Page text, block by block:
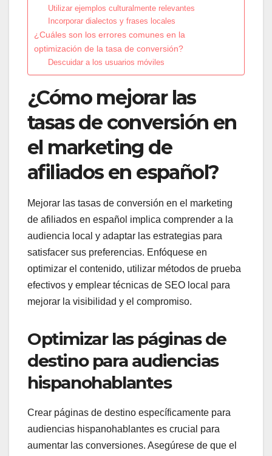
Utilizar ejemplos culturalmente relevantes
Incorporar dialectos y frases locales
¿Cuáles son los errores comunes en la
optimización de la tasa de conversión?
Descuidar a los usuarios móviles
¿Cómo mejorar las
tasas de conversión en
el marketing de
afiliados en español?
Mejorar las tasas de conversión en el marketing
de afiliados en español implica comprender a la
audiencia local y adaptar las estrategias para
satisfacer sus preferencias. Enfóquese en
optimizar el contenido, utilizar métodos de prueba
efectivos y emplear técnicas de SEO local para
mejorar la visibilidad y el compromiso.
Optimizar las páginas de
destino para audiencias
hispanohablantes
Crear páginas de destino específicamente para
audiencias hispanohablantes es crucial para
aumentar las conversiones. Asegúrese de que el